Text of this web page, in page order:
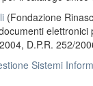
(Fondazione
D.P.R. 252/
Sistemi